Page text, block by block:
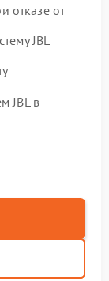
отказе от
JBL
JBL в